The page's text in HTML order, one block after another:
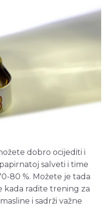
dobro ocijediti i
salveti i time
80 %. Možete je tada
kada radite trening za
i sadrži važne